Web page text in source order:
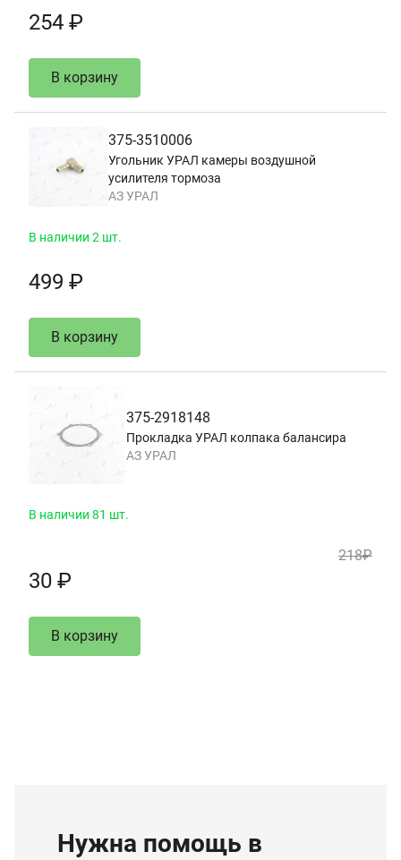
254 ₽
В корзину
375-3510006
Угольник УРАЛ камеры воздушной
усилителя тормоза
АЗ УРАЛ
В наличии 2 шт.
499 ₽
В корзину
375-2918148
Прокладка УРАЛ колпака балансира
АЗ УРАЛ
В наличии 81 шт.
218₽
30 ₽
В корзину
Нужна помощь в